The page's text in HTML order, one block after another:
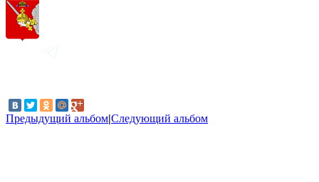
Предыдущий альбом|Следующий альбом